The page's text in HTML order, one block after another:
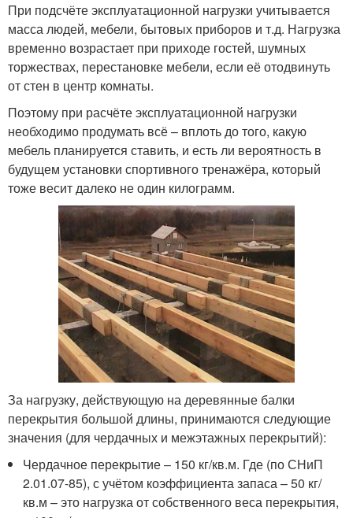
При подсчёте эксплуатационной нагрузки учитывается
масса людей, мебели, бытовых приборов и т.д. Нагрузка
временно возрастает при приходе гостей, шумных
торжествах, перестановке мебели, если её отодвинуть
от стен в центр комнаты.
Поэтому при расчёте эксплуатационной нагрузки
необходимо продумать всё – вплоть до того, какую
мебель планируется ставить, и есть ли вероятность в
будущем установки спортивного тренажёра, который
тоже весит далеко не один килограмм.
За нагрузку, действующую на деревянные балки
перекрытия большой длины, принимаются следующие
значения (для чердачных и межэтажных перекрытий):
Чердачное перекрытие – 150 кг/кв.м. Где (по СНиП
2.01.07-85), с учётом коэффициента запаса – 50 кг/
кв.м – это нагрузка от собственного веса перекрытия,